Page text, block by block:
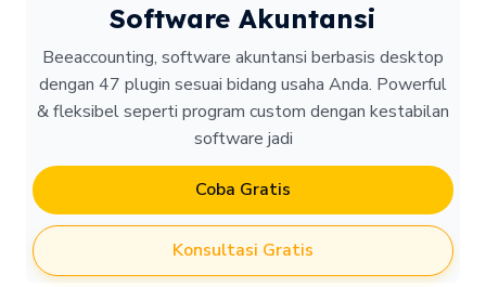
Software Akuntansi
Beeaccounting, software akuntansi berbasis desktop
dengan 47 plugin sesuai bidang usaha Anda. Powerful
& fleksibel seperti program custom dengan kestabilan
software jadi
Coba Gratis
Konsultasi Gratis